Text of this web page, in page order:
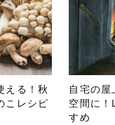
える！秋
こレシピ
自宅の
空間に！
すめ